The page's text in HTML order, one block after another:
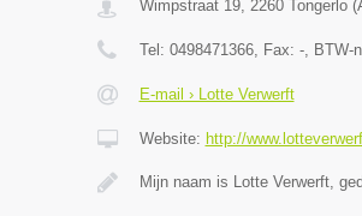
Wimpstraat 19, 2260 Tongerlo(
Tel: 0498471366, Fax: -, BTW-
E-mail › Lotte Verwerft
Website: http://
Mijn naam is Lotte Verwerft,